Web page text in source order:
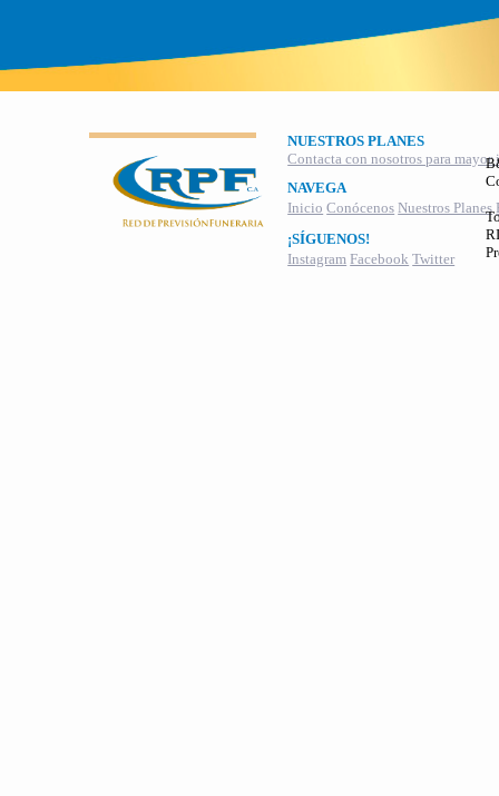
NUESTROS PLANES
Contacta con nosotros para
NAVEGA
Inicio Conócenos Nuestros Planes
¡SÍGUENOS!
Instagram Facebook Twitter